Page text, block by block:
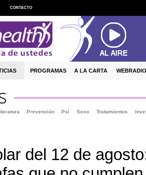
Prevención Psi Sexo Tratamientos
del 12 de
CONTACTO
PROGRAMAS A LA CARTA